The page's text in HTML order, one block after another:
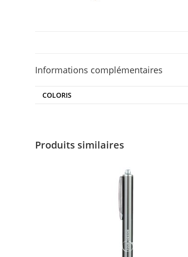
Informations complémentaires
COLORIS
Produits similaires